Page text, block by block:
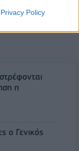
Privacy Policy
η
ο Γενικός